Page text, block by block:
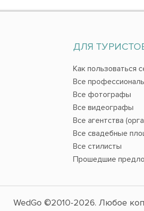
ДЛЯ
Как пользоваться
Все
Все фотографы
Все видеографы
Все агентства
Все свадебные
Все стилисты
Прошедшие
WedGo ©2010-2026. Любое